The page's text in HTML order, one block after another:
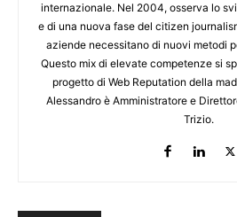
internazionale. Nel 2004, osserva lo
e di una nuova fase del citizen
aziende necessitano di nuovi metodi
Questo mix di elevate competenze si
progetto di Web Reputation della
Alessandro è Amministratore e
Trizio.